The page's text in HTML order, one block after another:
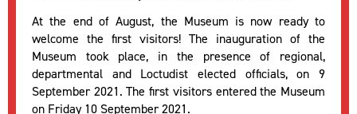
At the end of August, the Museum is now ready to
welcome the first visitors! The inauguration of the
Museum took place, in the presence of regional,
departmental and Loctudist elected officials, on 9
September 2021. The first visitors entered the Museum